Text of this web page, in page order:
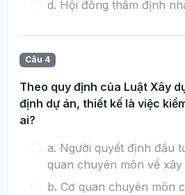
d. Hội đồng thẩm định
Câu 4
Theo quy định của Luật Xây
định dự án, thiết kế là việc
ai?
a. Người quyết định đầu
quan chuyên môn về xây
b. Cơ quan chuyên môn